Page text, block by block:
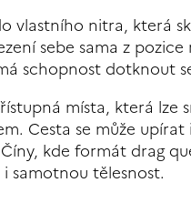
vlastního nitra, která
sebe sama z
schopnost dotknout
místa, která
Cesta se může
kde formát drag
samotnou tělesnost.